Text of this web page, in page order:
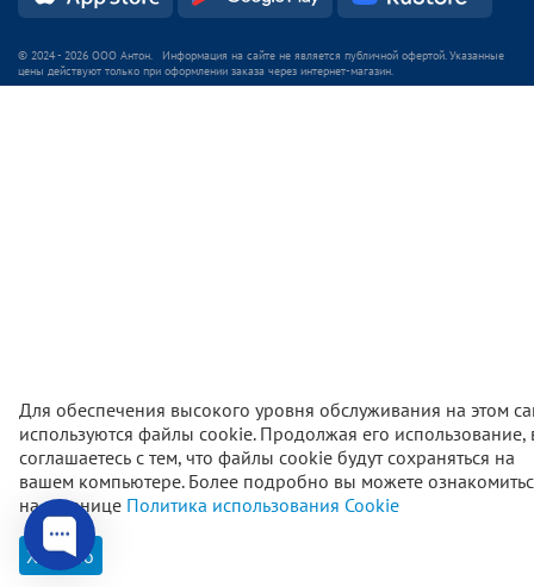
5 990 ₽ В
© 2024 - 2026 ООО Антон. Информация на сайте не является публичной офертой. Указанные
цены действуют только при оформлении заказа через интернет-магазин.
Главная
Для обеспечения высокого уровня обслуживания на этом
используются файлы cookie. Продолжая его использование,
соглашаетесь с тем, что файлы cookie будут сохраняться на
вашем компьютере. Более подробно вы можете
на странице Политика использования Cookie
Хорошо